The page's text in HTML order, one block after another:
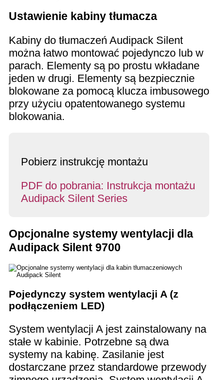
Ustawienie kabiny tłumacza
Kabiny do tłumaczeń Audipack Silent
można łatwo montować pojedynczo lub w
parach. Elementy są po prostu wkładane
jeden w drugi. Elementy są bezpiecznie
blokowane za pomocą klucza imbusowego
przy użyciu opatentowanego systemu
blokowania.
Pobierz instrukcję montażu
PDF do pobrania: Instrukcja montażu
Audipack Silent Series
Opcjonalne systemy wentylacji dla
Audipack Silent 9700
Pojedynczy system wentylacji A (z
podłączeniem LED)
System wentylacji A jest zainstalowany na
stałe w kabinie. Potrzebne są dwa
systemy na kabinę. Zasilanie jest
dostarczane przez standardowe przewody